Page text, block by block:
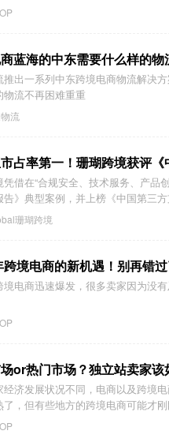
蓝海的中东需要什么样的物
推出一系列中东跨境电商物流解决
物流不再困难重重
流
占率第一！珊瑚跨境获评《
凭借在“合规安全、技术服务、产品
告》典型案例，并上榜《中国第三方
珊瑚跨境
境电商的新机遇！别再错过
电商迅速爆发，很多卖家因为没有
or热门市场？独立站卖家该
经济发展状况不同，电商以及跨境
了，但有些地方的跨境电商可能才